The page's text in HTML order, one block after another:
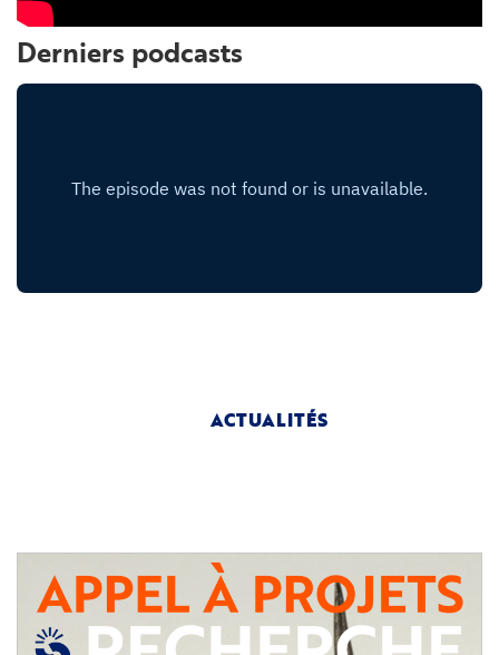
Derniers podcasts
ACTUALITÉS